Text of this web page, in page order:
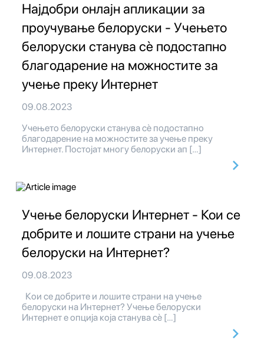
Најдобри онлајн апликации за
проучување белоруски - Учењето
белоруски станува сè подостапно
благодарение на можностите за
учење преку Интернет
09.08.2023
Учењето белоруски станува сè подостапно
благодарение на можностите за учење преку
Интернет. Постојат многу белоруски ап […]
Учење белоруски Интернет - Кои се
добрите и лошите страни на учење
белоруски на Интернет?
09.08.2023
Кои се добрите и лошите страни на учење
белоруски на Интернет? Учење белоруски
Интернет е опција која станува сè […]